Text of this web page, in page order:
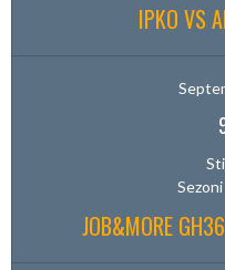
IPKO VS
JOB&MORE